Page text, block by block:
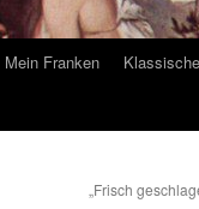
Mein Franken
„Frisch